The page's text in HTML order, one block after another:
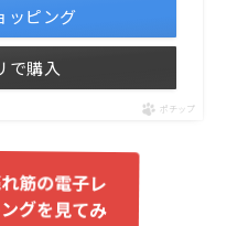
ッピング
で購入
ポチップ
筋の電子レ
グを見てみ